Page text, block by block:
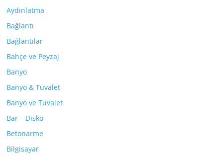
Aydınlatma
Bağlantı
Bağlantılar
Bahçe ve Peyzaj
Banyo
Banyo & Tuvalet
Banyo ve Tuvalet
Bar – Disko
Betonarme
Bilgisayar